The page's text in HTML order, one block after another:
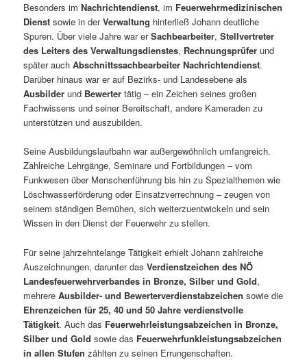
Besonders imNachrichtendienst, im Feuerwehrmedizinischen
Dienst sowie in derVerwaltung hinterließ Johann deutliche
Spuren. Über viele Jahre war erSachbearbeiter,Stellvertreter
des Leiters des Verwaltungsdienstes, Rechnungsprüfer und
später auchAbschnittssachbearbeiter Nachrichtendienst.
Darüber hinaus war er auf Bezirks- und Landesebene als
Ausbilder und Bewerter tätig – ein Zeichen seines großen
Fachwissens und seiner Bereitschaft, andere Kameraden zu
unterstützen und auszubilden.
Seine Ausbildungslaufbahn war außergewöhnlich umfangreich.
Zahlreiche Lehrgänge, Seminare und Fortbildungen – vom
Funkwesen über Menschenführung bis hin zu Spezialthemen wie
Löschwasserförderung oder Einsatzverrechnung – zeugen von
seinem ständigen Bemühen, sich weiterzuentwickeln und sein
Wissen in den Dienst der Feuerwehr zu stellen.
Für seine jahrzehntelange Tätigkeit erhielt Johann zahlreiche
Auszeichnungen, darunter dasVerdienstzeichen des NÖ
Landesfeuerwehrverbandes in Bronze, Silber und Gold,
mehrereAusbilder- und Bewerterverdienstabzeichen sowie die
Ehrenzeichen für 25, 40 und 50 Jahre verdienstvolle
Tätigkeit. Auch das Feuerwehrleistungsabzeichen in Bronze,
Silber und Gold sowie das Feuerwehrfunkleistungsabzeichen
in allen Stufen zählten zu seinen Errungenschaften.